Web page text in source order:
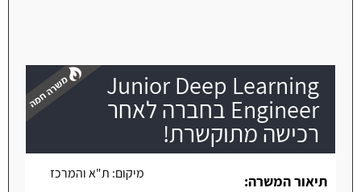
Junior Deep Learning
Engineer בחברה לאחר
רכישה מתוקשרת!
משרה חמה
מיקום: ת"א והמרכז
תיאור המשרה: